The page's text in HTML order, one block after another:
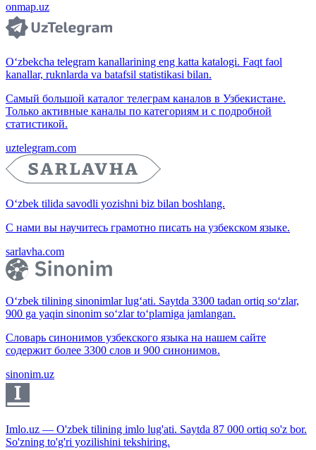
onmap.uz
O‘zbekcha telegram kanallarining eng katta katalogi. Faqt faol
kanallar, ruknlarda va batafsil statistikasi bilan.
Самый большой каталог телеграм каналов в Узбекистане.
Только активные каналы по категориям и с подробной
статистикой.
uztelegram.com
O‘zbek tilida savodli yozishni biz bilan boshlang.
С нами вы научитесь грамотно писать на узбекском языке.
sarlavha.com
O‘zbek tilining sinonimlar lug‘ati. Saytda 3300 tadan ortiq so‘zlar,
900 ga yaqin sinonim so‘zlar to‘plamiga jamlangan.
Словарь синонимов узбекского языка на нашем сайте
содержит более 3300 слов и 900 синонимов.
sinonim.uz
Imlo.uz — O'zbek tilining imlo lug'ati. Saytda 87 000 ortiq so'z bor.
So'zning to'g'ri yozilishini tekshiring.